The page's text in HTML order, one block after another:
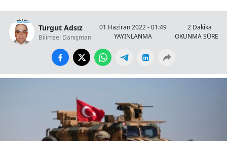
Turgut Adsız
Bilimsel Danışman
01 Haziran 2022 - 01:49
YAYINLANMA
2 Dakika
OKUNMA SÜRESİ